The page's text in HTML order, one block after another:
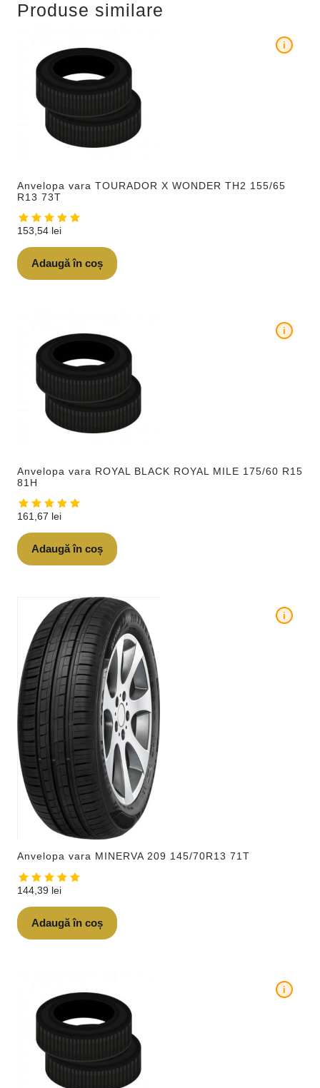
Produse similare
Anvelopa vara TOURADOR X WONDER TH2 155/65
R13 73T
i
153,54 lei
Adaugă în coș
Anvelopa vara ROYAL BLACK ROYAL MILE 175/60 R15
81H
i
161,67 lei
Adaugă în coș
Anvelopa vara MINERVA 209 145/70R13 71T
i
144,39 lei
Adaugă în coș
i